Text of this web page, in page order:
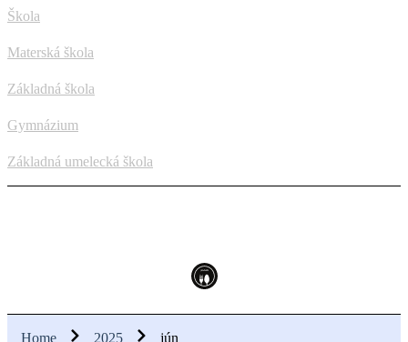
Škola
Materská škola
Základná škola
Gymnázium
Základná umelecká škola
Home 2025 jún